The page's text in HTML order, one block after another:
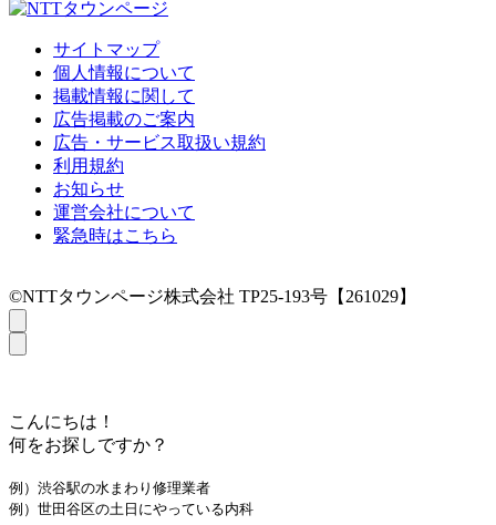
サイトマップ
個人情報について
掲載情報に関して
広告掲載のご案内
広告・サービス取扱い規約
利用規約
お知らせ
運営会社について
緊急時はこちら
©NTTタウンページ株式会社 TP25-193号【261029】
こんにちは！
何をお探しですか？
例）渋谷駅の水まわり修理業者
例）世田谷区の土日にやっている内科